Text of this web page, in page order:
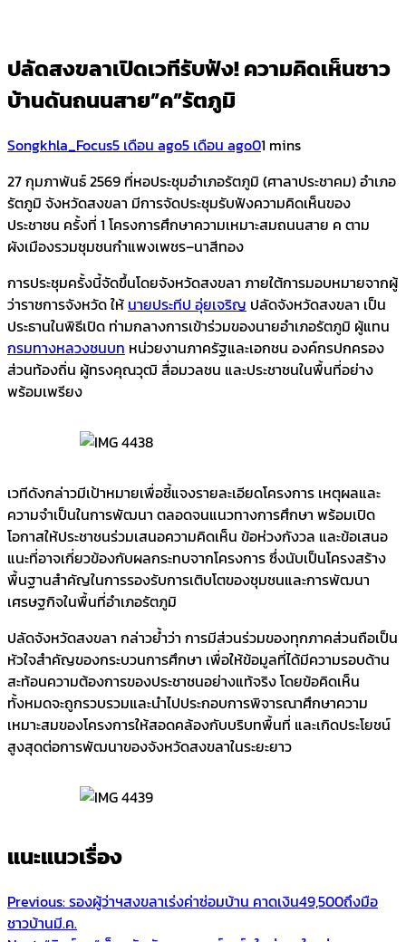
ปลัดสงขลาเปิดเวทีรับฟัง! ความคิดเห็นชาว
บ้านดันถนนสาย”ค”รัตภูมิ
Songkhla_Focus5 เดือน ago5 เดือน ago01 mins
27 กุมภาพันธ์ 2569 ที่หอประชุมอำเภอรัตภูมิ (ศาลาประชาคม) อำเภอ
รัตภูมิ จังหวัดสงขลา มีการจัดประชุมรับฟังความคิดเห็นของ
ประชาชน ครั้งที่ 1 โครงการศึกษาความเหมาะสมถนนสาย ค ตาม
ผังเมืองรวมชุมชนกำแพงเพชร–นาสีทอง
การประชุมครั้งนี้จัดขึ้นโดยจังหวัดสงขลา ภายใต้การมอบหมายจากผู้
ว่าราชการจังหวัด ให้ นายประทีป อุ่ยเจริญ ปลัดจังหวัดสงขลา เป็น
ประธานในพิธีเปิด ท่ามกลางการเข้าร่วมของนายอำเภอรัตภูมิ ผู้แทน
กรมทางหลวงชนบท หน่วยงานภาครัฐและเอกชน องค์กรปกครอง
ส่วนท้องถิ่น ผู้ทรงคุณวุฒิ สื่อมวลชน และประชาชนในพื้นที่อย่าง
พร้อมเพรียง
เวทีดังกล่าวมีเป้าหมายเพื่อชี้แจงรายละเอียดโครงการ เหตุผลและ
ความจำเป็นในการพัฒนา ตลอดจนแนวทางการศึกษา พร้อมเปิด
โอกาสให้ประชาชนร่วมเสนอความคิดเห็น ข้อห่วงกังวล และข้อเสนอ
แนะที่อาจเกี่ยวข้องกับผลกระทบจากโครงการ ซึ่งนับเป็นโครงสร้าง
พื้นฐานสำคัญในการรองรับการเติบโตของชุมชนและการพัฒนา
เศรษฐกิจในพื้นที่อำเภอรัตภูมิ
ปลัดจังหวัดสงขลา กล่าวย้ำว่า การมีส่วนร่วมของทุกภาคส่วนถือเป็น
หัวใจสำคัญของกระบวนการศึกษา เพื่อให้ข้อมูลที่ได้มีความรอบด้าน
สะท้อนความต้องการของประชาชนอย่างแท้จริง โดยข้อคิดเห็น
ทั้งหมดจะถูกรวบรวมและนำไปประกอบการพิจารณาศึกษาความ
เหมาะสมของโครงการให้สอดคล้องกับบริบทพื้นที่ และเกิดประโยชน์
สูงสุดต่อการพัฒนาของจังหวัดสงขลาในระยะยาว
แนะแนวเรื่อง
Previous:รองผู้ว่าฯสงขลาเร่งค่าซ่อมบ้าน คาดเงิน49,500ถึงมือ
ชาวบ้านมี.ค.